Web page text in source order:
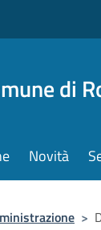
di
Novità
>